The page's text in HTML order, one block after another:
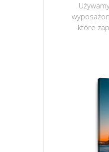
które